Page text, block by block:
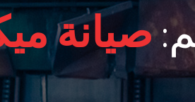
صيانة